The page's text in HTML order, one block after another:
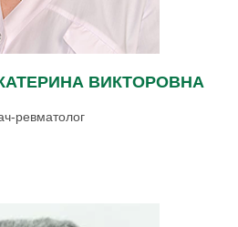
ВИКТОРОВНА
ревматолог